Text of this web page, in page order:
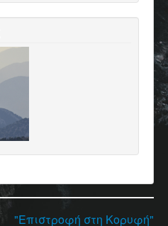
"Επιστροφή στη Κορυφή"